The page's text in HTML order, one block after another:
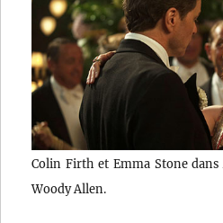
Colin Firth et Emma Stone dans
Woody Allen.